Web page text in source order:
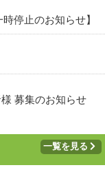
停止のお知らせ】
募集のお知らせ
一覧を見る